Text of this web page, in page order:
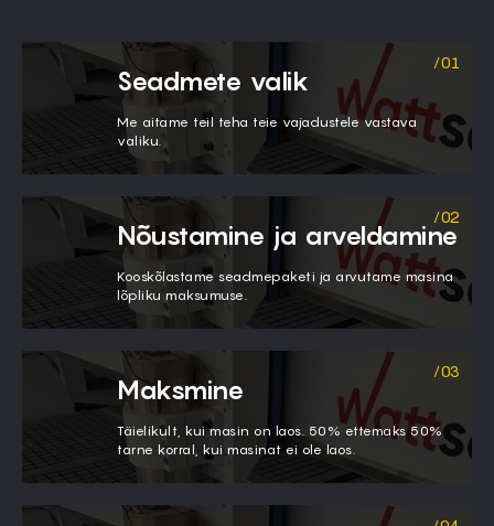
Seadmete valik
Me aitame teil teha teie vajadustele vastava
valiku.
Nõustamine ja arveldamine
Kooskõlastame seadmepaketi ja arvutame masina
lõpliku maksumuse.
Maksmine
Täielikult, kui masin on laos. 50% ettemaks 50%
tarne korral, kui masinat ei ole laos.